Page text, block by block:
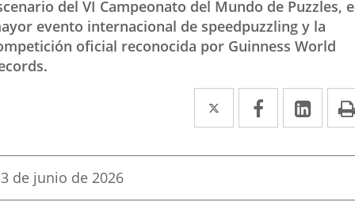
del VI Campeonato del Mundo de Puzzles,
evento internacional de speedpuzzling y la
oficial reconocida por Guinness World
Twitter
Enlace
a
una
Facebook
Enlace
a
una
a
una
Fecha
3 de junio de 2026